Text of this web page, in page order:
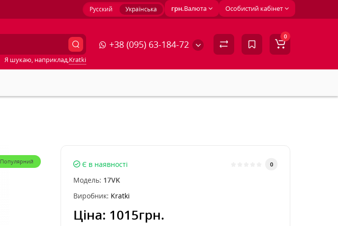
Особистий кабінет
грн.Валюта
Русский Українська
+38 (095) 63-184-72
Я шукаю, наприклад,Kratki
0
Популярний Є в наявності 0
Модель: 17VK
Виробник: Kratki
Ціна: 1015грн.